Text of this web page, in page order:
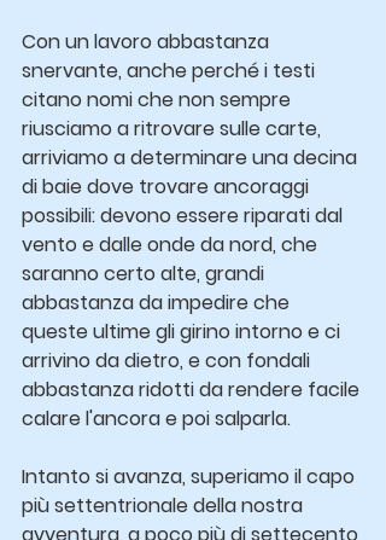
Con un lavoro abbastanza
snervante, anche perché i testi
citano nomi che non sempre
riusciamo a ritrovare sulle carte,
arriviamo a determinare una decina
di baie dove trovare ancoraggi
possibili: devono essere riparati dal
vento e dalle onde da nord, che
saranno certo alte, grandi
abbastanza da impedire che
queste ultime gli girino intorno e ci
arrivino da dietro, e con fondali
abbastanza ridotti da rendere facile
calare l'ancora e poi salparla.
Intanto si avanza, superiamo il capo
più settentrionale della nostra